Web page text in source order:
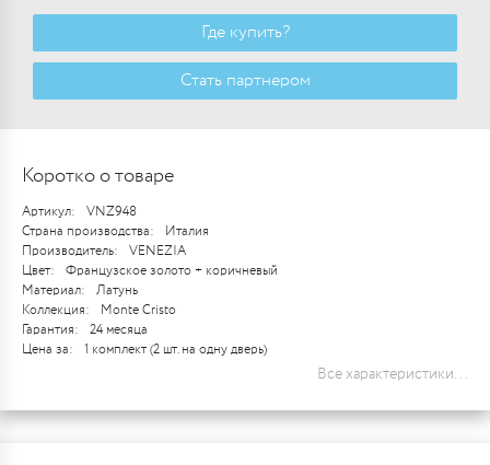
Где купить?
Стать партнером
Коротко о товаре
Артикул:
VNZ948
Страна производства:
Италия
Производитель:
VENEZIA
Цвет:
Французское золото + коричневый
Материал:
Латунь
Коллекция:
Monte Cristo
Гарантия:
24 месяца
Цена за:
1 комплект (2 шт. на одну дверь)
Все характеристики...